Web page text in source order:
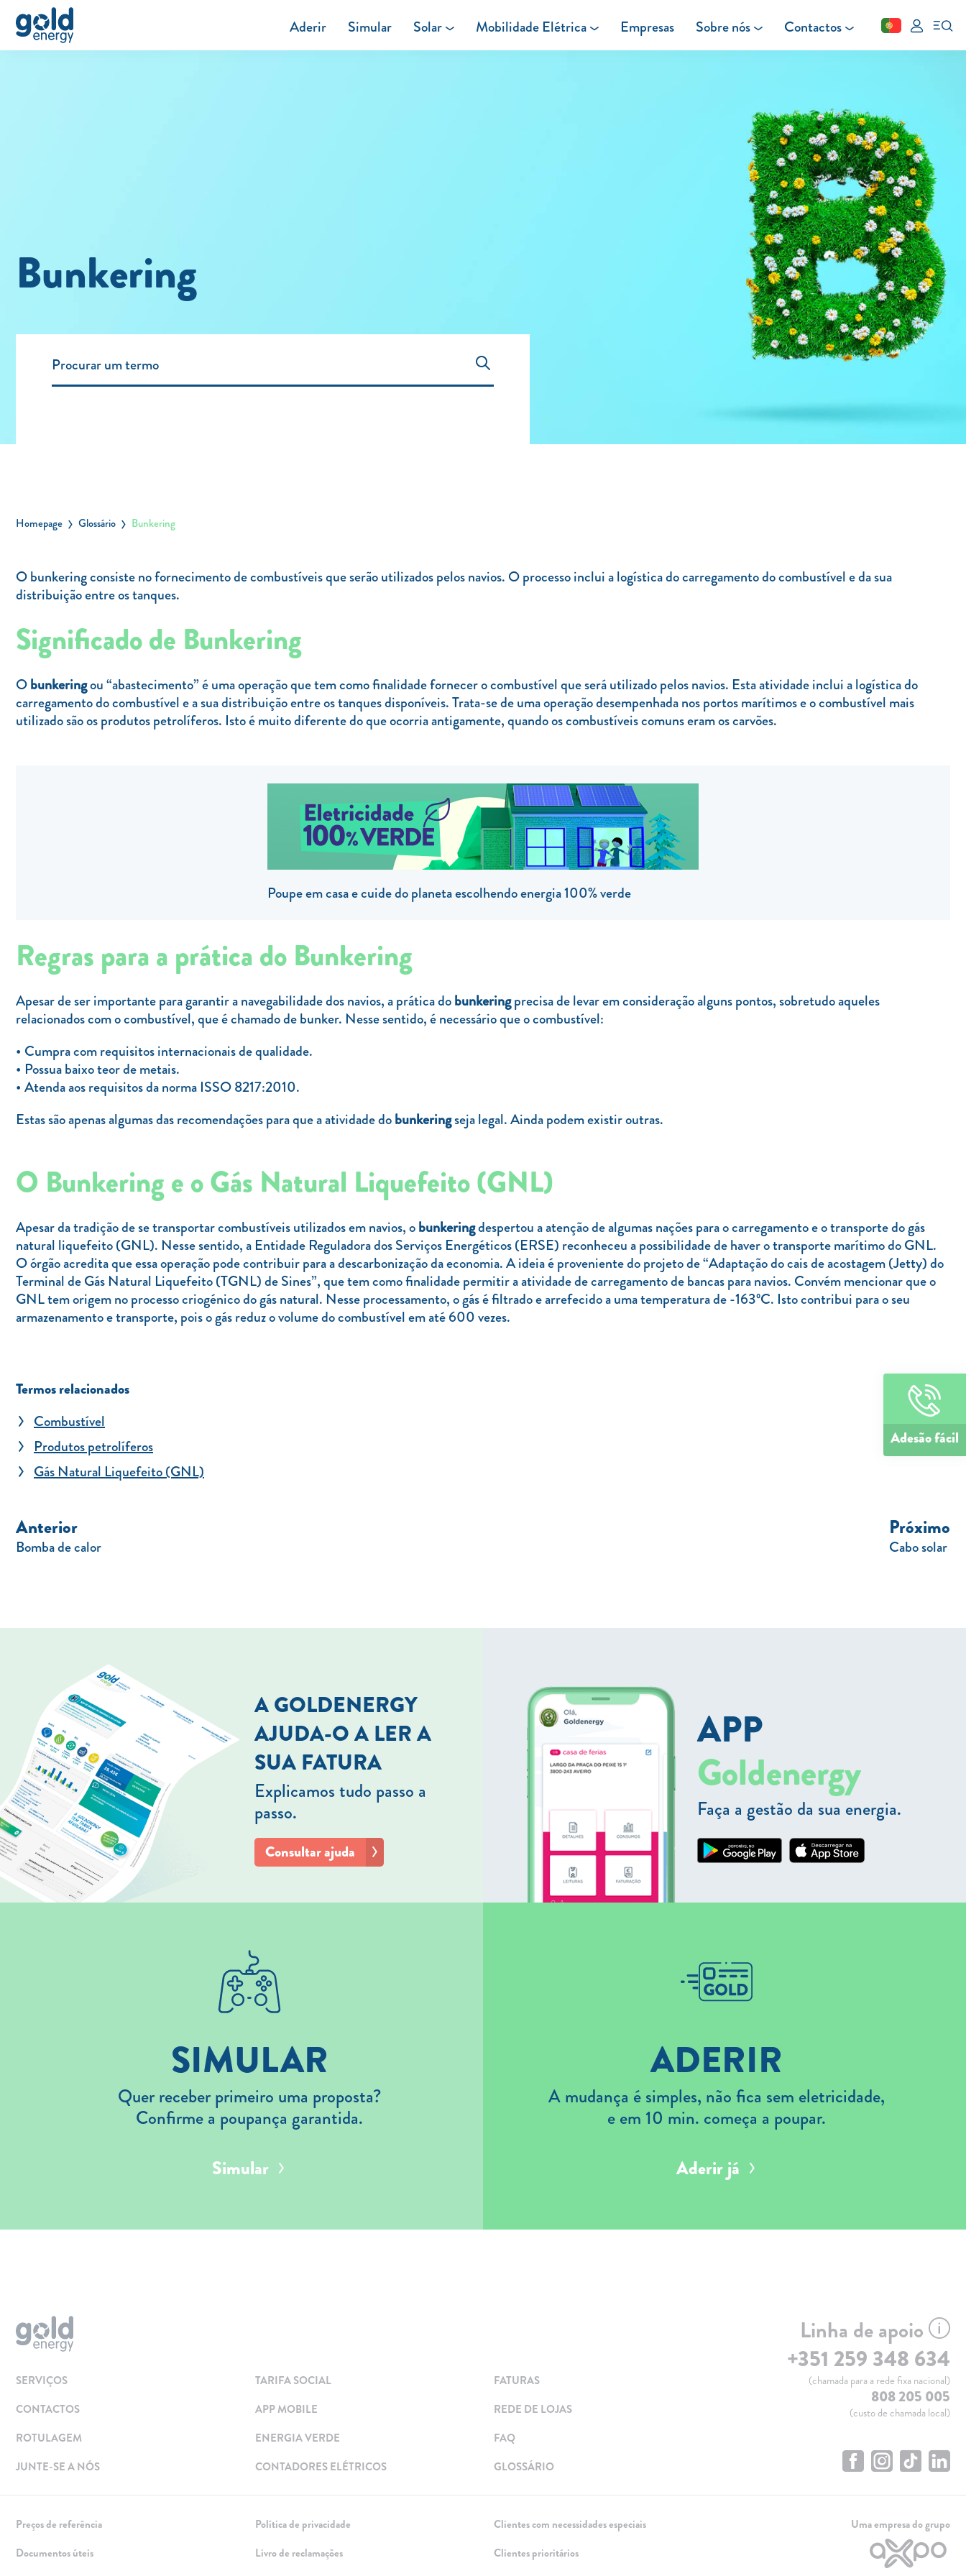
Aderir Simular Solar Mobilidade Elétrica Empresas Sobre nós Contactos
Simular
Solar
Painéis Solares
Excedentes de Produção
Energia verde
Mobilidade Elétrica
Carregar em Casa
Empresas
Rede de lojas
Fechar
Bunkering
Homepage Glossário Bunkering
O bunkering consiste no fornecimento de combustíveis que serão utilizados pelos navios. O processo inclui a logística do carregamento do combustível e da sua
distribuição entre os tanques.
Significado de Bunkering
Obunkeringou “abastecimento” é uma operação que tem como finalidade fornecer o combustível que será utilizado pelos navios. Esta atividade inclui a logística do
carregamento do combustível e a sua distribuição entre os tanques disponíveis. Trata-se de uma operação desempenhada nos portos marítimos e o combustível mais
utilizado são os produtos petrolíferos. Isto é muito diferente do que ocorria antigamente, quando os combustíveis comuns eram os carvões.
Poupe em casa e cuide do planeta escolhendo energia 100% verde
Regras para a prática do Bunkering
Apesar de ser importante para garantir a navegabilidade dos navios, a prática dobunkeringprecisa de levar em consideração alguns pontos, sobretudo aqueles
relacionados com o combustível, que é chamado de bunker. Nesse sentido, é necessário que o combustível:
Cumpra com requisitos internacionais de qualidade.
Possua baixo teor de metais.
Atenda aos requisitos da norma ISSO 8217:2010.
Estas são apenas algumas das recomendações para que a atividade dobunkeringseja legal. Ainda podem existir outras.
O Bunkering e o Gás Natural Liquefeito (GNL)
Apesar da tradição de se transportar combustíveis utilizados em navios, obunkeringdespertou a atenção de algumas nações para o carregamento e o transporte do gás
natural liquefeito (GNL). Nesse sentido, a Entidade Reguladora dos Serviços Energéticos (ERSE) reconheceu a possibilidade de haver o transporte marítimo do GNL.
O órgão acredita que essa operação pode contribuir para a descarbonização da economia. A ideia é proveniente do projeto de “Adaptação do cais de acostagem (Jetty) do
Terminal de Gás Natural Liquefeito (TGNL) de Sines”, que tem como finalidade permitir a atividade de carregamento de bancas para navios. Convém mencionar que o
GNL tem origem no processo criogénico do gás natural. Nesse processamento, o gás é filtrado e arrefecido a uma temperatura de -163ºC. Isto contribui para o seu
armazenamento e transporte, pois o gás reduz o volume do combustível em até 600 vezes.
Termos relacionados
Combustível
Produtos petrolíferos
Gás Natural Liquefeito (GNL)
Anterior
Bomba de calor
Próximo
Cabo solar
A GOLDENERGY
AJUDA-O A LER A
SUA FATURA
Explicamos tudo passo a
passo.
Consultar ajuda
APP
Goldenergy
Faça a gestão da sua energia.
SIMULAR
Quer receber primeiro uma proposta?
Confirme a poupança garantida.
Simular
ADERIR
A mudança é simples, não fica sem eletricidade,
e em 10 min. começa a poupar.
Aderir já
Adesão fácil
SERVIÇOS
CONTACTOS
ROTULAGEM
JUNTE-SE A NÓS
TARIFA SOCIAL
APP MOBILE
ENERGIA VERDE
CONTADORES ELÉTRICOS
FATURAS
REDE DE LOJAS
FAQ
GLOSSÁRIO
Linha de apoio
+351 259 348 634
(chamada para a rede fixa nacional)
808 205 005
(custo de chamada local)
Preços de referência
Documentos úteis
Política de privacidade
Livro de reclamações
Clientes com necessidades especiais
Clientes prioritários
Uma empresa do grupo